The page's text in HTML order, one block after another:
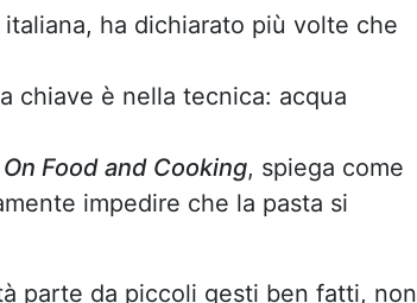
italiana, ha dichiarato più volte che
chiave è nella tecnica: acqua
On Food and Cooking, spiega come
impedire che la pasta si
parte da piccoli gesti ben fatti, non